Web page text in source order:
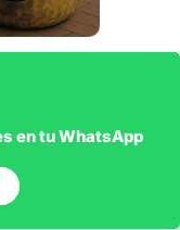
en tu WhatsApp